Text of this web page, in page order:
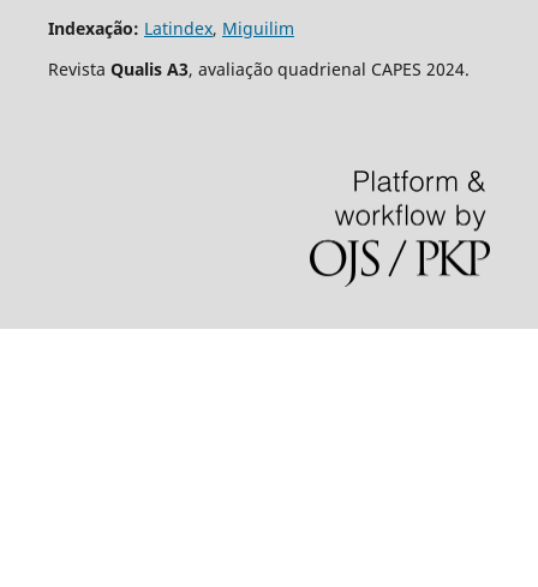
Indexação: Latindex, Miguilim
Revista Qualis A3, avaliação quadrienal CAPES 2024.